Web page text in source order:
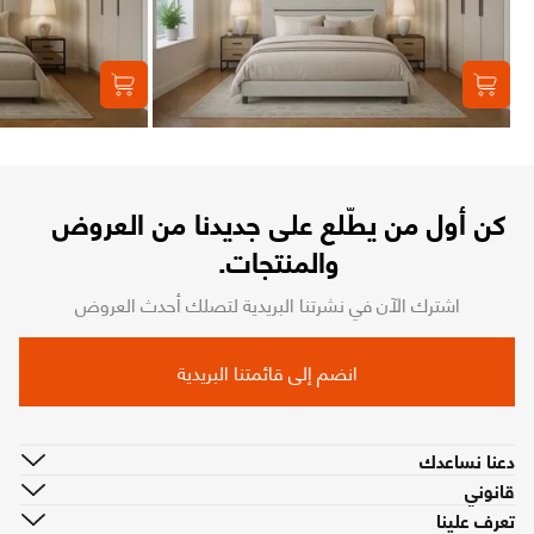
كن أول من يطّلع على جديدنا من العروض
والمنتجات.
اشترك الآن في نشرتنا البريدية لتصلك أحدث العروض
انضم إلى قائمتنا البريدية
دعنا نساعدك
قانوني
تعرف علينا